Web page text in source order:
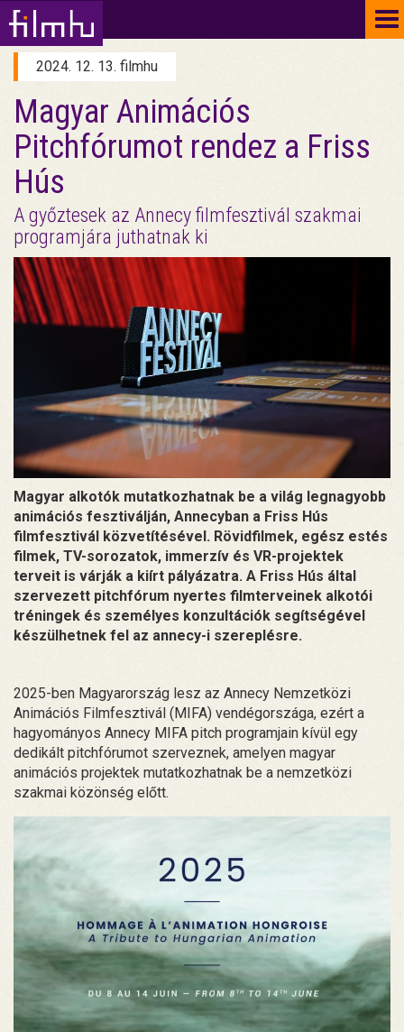
2024. 12. 13. filmhu
Magyar Animációs
Pitchfórumot rendez a Friss
Hús
A győztesek az Annecy filmfesztivál szakmai
programjára juthatnak ki
Magyar alkotók mutatkozhatnak be a világ legnagyobb
animációs fesztiválján, Annecyban a Friss Hús
filmfesztivál közvetítésével. Rövidfilmek, egész estés
filmek, TV-sorozatok, immerzív és VR-projektek
terveit is várják a kiírt pályázatra. A Friss Hús által
szervezett pitchfórum nyertes filmterveinek alkotói
tréningek és személyes konzultációk segítségével
készülhetnek fel az annecy-i szereplésre.
2025-ben Magyarország lesz az Annecy Nemzetközi
Animációs Filmfesztivál (MIFA) vendégországa, ezért a
hagyományos Annecy MIFA pitch programjain kívül egy
dedikált pitchfórumot szerveznek, amelyen magyar
animációs projektek mutatkozhatnak be a nemzetközi
szakmai közönség előtt.